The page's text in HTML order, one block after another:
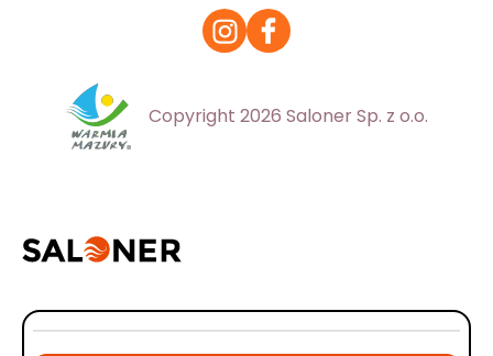
Copyright 2026 Saloner Sp. z o.o.